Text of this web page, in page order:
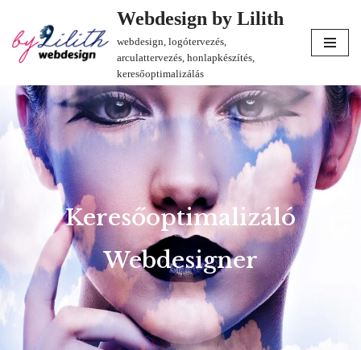
Skip
to
Webdesign by Lilith
webdesign, logótervezés,
arculattervezés, honlapkészítés,
keresőoptimalizálás
Keresőoptimalizáló
Webdesigner